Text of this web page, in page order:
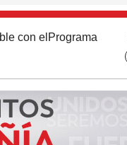
con el Programa